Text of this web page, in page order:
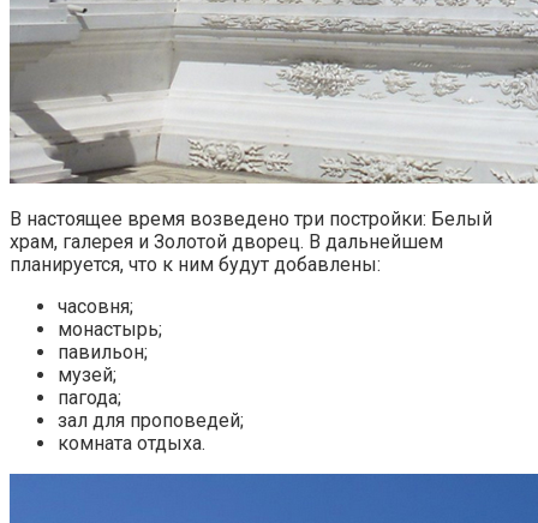
В настоящее время возведено три постройки: Белый
храм, галерея и Золотой дворец. В дальнейшем
планируется, что к ним будут добавлены:
часовня;
монастырь;
павильон;
музей;
пагода;
зал для проповедей;
комната отдыха.